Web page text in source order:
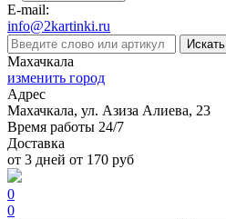
E-mail:
info@2kartinki.ru
Искать
Махачкала
изменить город
Адрес
Махачкала, ул. Азиза Алиева, 23
Время работы 24/7
Доставка
от 3 дней от 170 руб
0
0